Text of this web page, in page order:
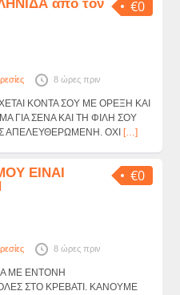
€0
από τον
8 ώρες πριν
ΚΟΝΤΑ ΣΟΥ ΜΕ ΟΡΕΞΗ ΚΑΙ
ΓΙΑ ΣΕΝΑ ΚΑΙ ΤΗ ΦΙΛΗ ΣΟΥ
ΑΠΕΛΕΥΘΕΡΩΜΕΝΗ. ΟΧΙ […]
€0
ΕΙΝΑΙ
8 ώρες πριν
ΜΕ ΕΝΤΟΝΗ
ΣΤΟ ΚΡΕΒΑΤΙ. ΚΑΝΟΥΜΕ